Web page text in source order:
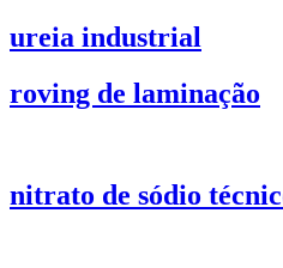
ureia industrial
roving de laminação
nitrato de sódio